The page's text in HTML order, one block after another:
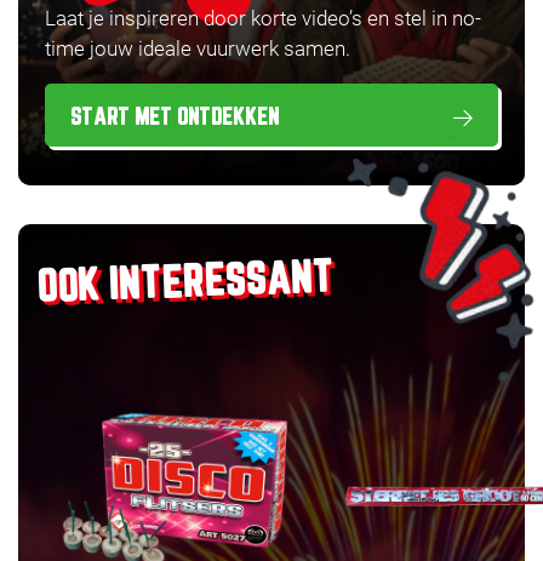
Laat je inspireren door korte video’s en stel in no-
time jouw ideale vuurwerk samen.
START MET ONTDEKKEN
OOK INTERESSANT